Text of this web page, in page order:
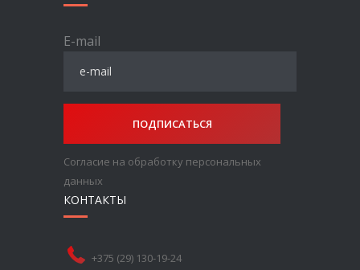
E-mail
ПОДПИСАТЬСЯ
Согласие на обработку персональных
данных
КОНТАКТЫ
+375 (29) 130-19-24